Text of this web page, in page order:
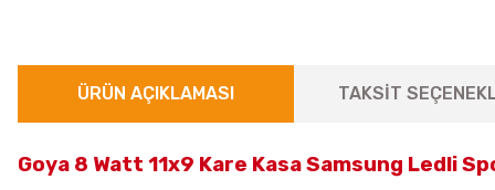
ÜRÜN AÇIKLAMASI TAKSİT
Goya 8 Watt 11x9 Kare Kasa Samsung Ledli